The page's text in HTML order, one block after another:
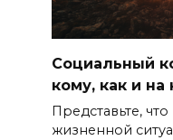
Социальный
кому, как и на
Представьте,
жизненной